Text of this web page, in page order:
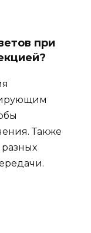
при
Также
разных